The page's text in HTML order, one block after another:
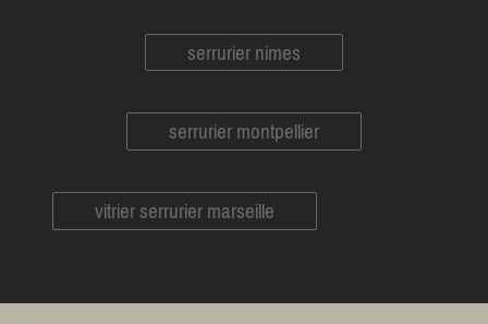
serrurier nimes
serrurier montpellier
vitrier serrurier marseille